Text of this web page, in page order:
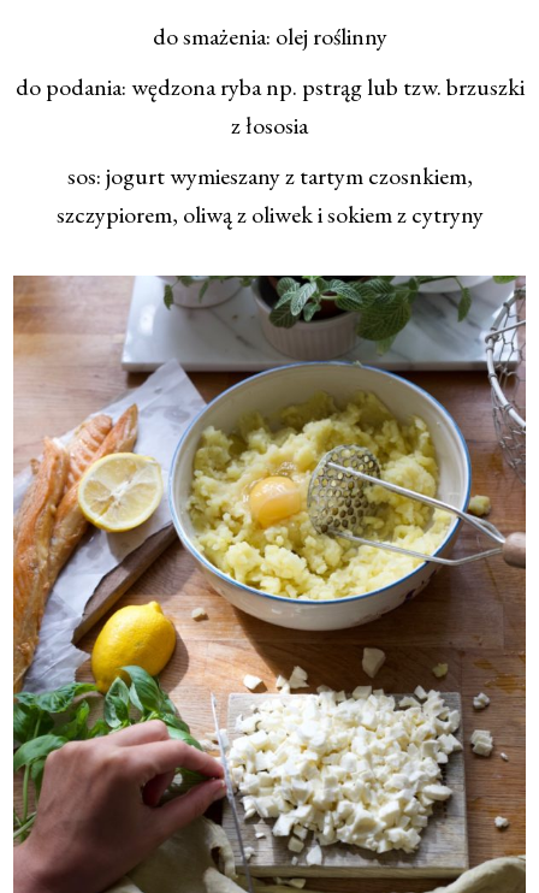
do smażenia: olej roślinny
do podania: wędzona ryba np. pstrąg lub tzw. brzuszki
z łososia
sos: jogurt wymieszany z tartym czosnkiem,
szczypiorem, oliwą z oliwek i sokiem z cytryny